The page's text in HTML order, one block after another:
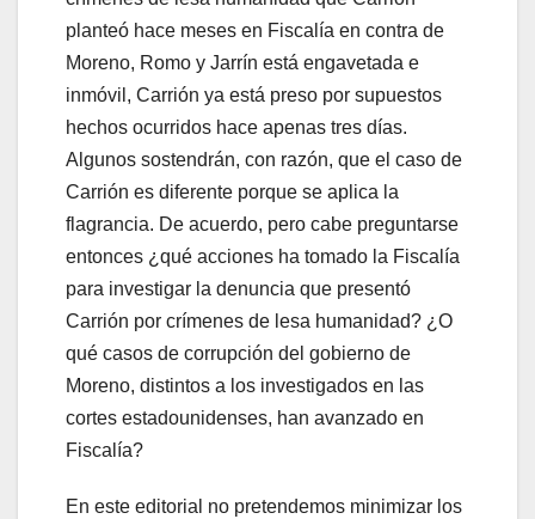
planteó hace meses en Fiscalía en contra de
Moreno, Romo y Jarrín está engavetada e
inmóvil, Carrión ya está preso por supuestos
hechos ocurridos hace apenas tres días.
Algunos sostendrán, con razón, que el caso de
Carrión es diferente porque se aplica la
flagrancia. De acuerdo, pero cabe preguntarse
entonces ¿qué acciones ha tomado la Fiscalía
para investigar la denuncia que presentó
Carrión por crímenes de lesa humanidad? ¿O
qué casos de corrupción del gobierno de
Moreno, distintos a los investigados en las
cortes estadounidenses, han avanzado en
Fiscalía?
En este editorial no pretendemos minimizar los